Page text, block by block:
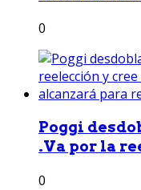
0
Poggi
.Va por la
0